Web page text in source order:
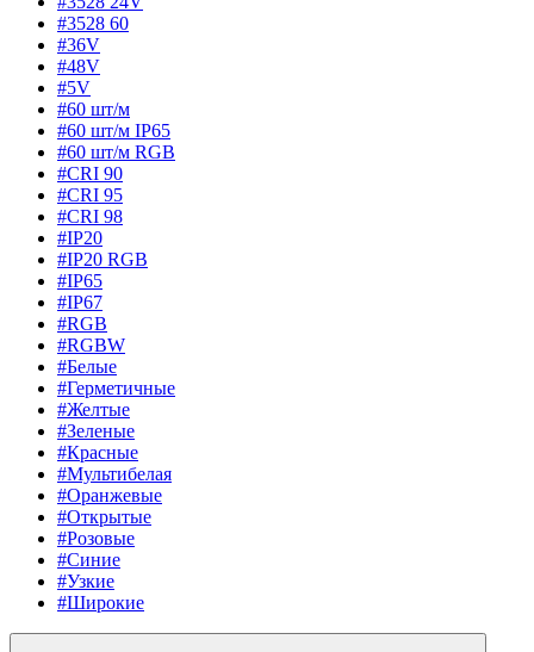
#3528 60
#36V
#48V
#5V
#60 шт/м
#60 шт/м IP65
#60 шт/м RGB
#CRI 90
#CRI 95
#CRI 98
#IP20
#IP20 RGB
#IP65
#IP67
#RGB
#RGBW
#Белые
#Герметичные
#Желтые
#Зеленые
#Красные
#Мультибелая
#Оранжевые
#Открытые
#Розовые
#Синие
#Узкие
#Широкие